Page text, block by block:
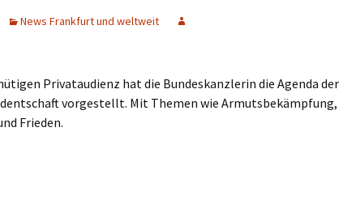
News Frankfurt und weltweit
Privataudienz hat die Bundeskanzlerin die Agenda der
vorgestellt. Mit Themen wie Armutsbekämpfung,
Frieden.